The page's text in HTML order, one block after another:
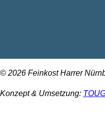
© 2026 Feinkost Harrer
Konzept & Umsetzung: